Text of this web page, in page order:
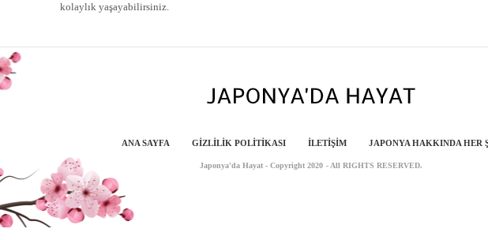
kolaylık yaşayabilirsiniz.
ANA SAYFA GIZLILIK POLITIKASI İLETIŞIM JAPONYA HAKKINDA HER
Japonya'da Hayat - Copyright 2020 - All RIGHTS RESERVED.